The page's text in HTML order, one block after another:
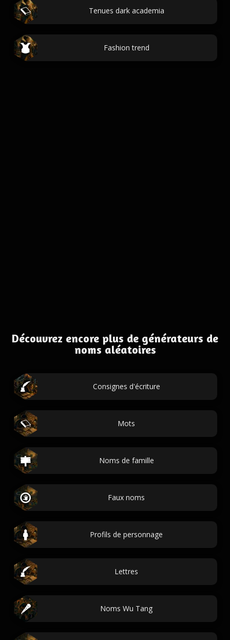
Tenues dark academia
Fashion trend
Découvrez encore plus de générateurs de
noms aléatoires
Consignes d'écriture
Mots
Noms de famille
Faux noms
Profils de personnage
Lettres
Noms Wu Tang